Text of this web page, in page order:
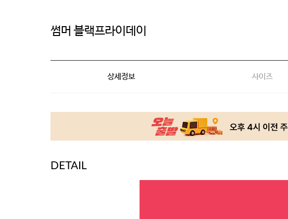
썸머 블랙프라이데이
상세정보 사이즈
DETAIL